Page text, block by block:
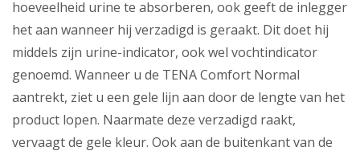
hoeveelheid urine te absorberen, ook geeft de inlegger
het aan wanneer hij verzadigd is geraakt. Dit doet hij
middels zijn urine-indicator, ook wel vochtindicator
genoemd. Wanneer u de TENA Comfort Normal
aantrekt, ziet u een gele lijn aan door de lengte van het
product lopen. Naarmate deze verzadigd raakt,
vervaagt de gele kleur. Ook aan de buitenkant van de